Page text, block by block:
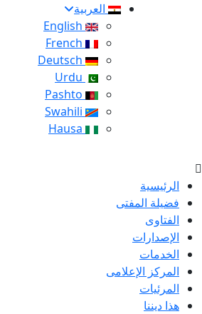
العربية
الرئيسية
فضيلة المفتى
الفتاوى
الإصدارات
الخدمات
المركز الإعلامى
المرئيات
هذا ديننا